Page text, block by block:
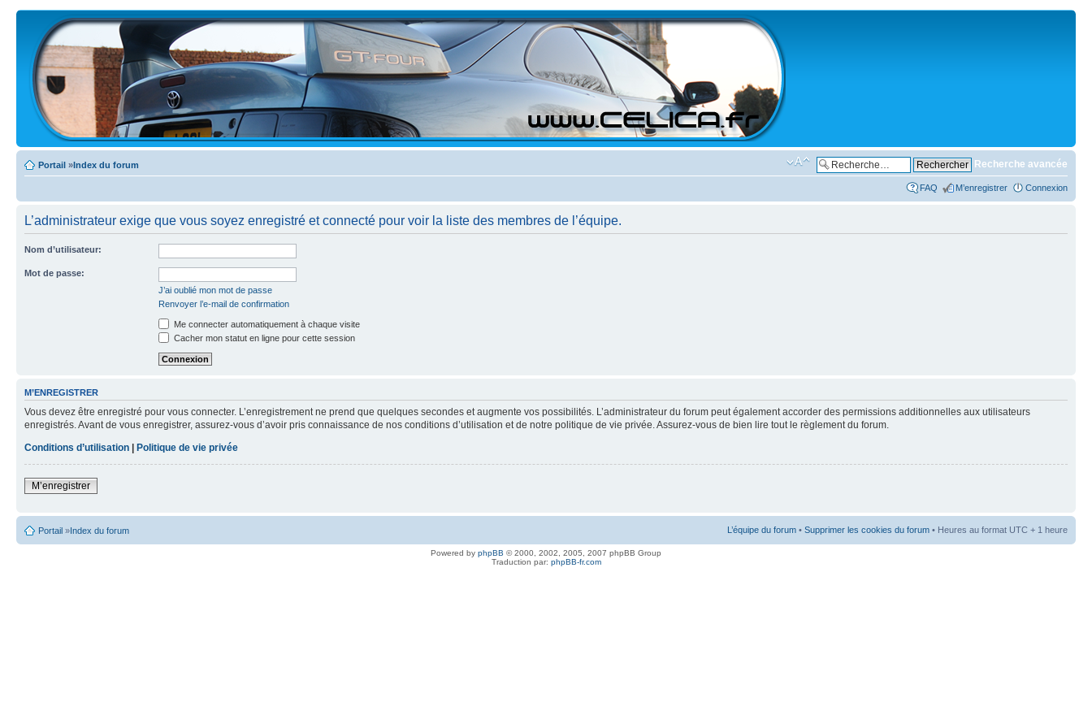
Portail »Index du forum Recherche avancée
FAQ M’enregistrer Connexion
L’administrateur exige que vous soyez enregistré et connecté pour voir la liste des membres de l’équipe.
Nom d’utilisateur:
Mot de passe:
J’ai oublié mon mot de passe
Renvoyer l’e-mail de confirmation
Me connecter automatiquement à chaque visite
Cacher mon statut en ligne pour cette session
M’ENREGISTRER
Vous devez être enregistré pour vous connecter. L’enregistrement ne prend que quelques secondes et augmente vos possibilités. L’administrateur du forum peut également accorder des permissions additionnelles aux utilisateurs
enregistrés. Avant de vous enregistrer, assurez-vous d’avoir pris connaissance de nos conditions d’utilisation et de notre politique de vie privée. Assurez-vous de bien lire tout le règlement du forum.
Conditions d’utilisation | Politique de vie privée
M’enregistrer
Portail »Index du forum L’équipe du forum • Supprimer les cookies du forum • Heures au format UTC + 1 heure
Powered by phpBB © 2000, 2002, 2005, 2007 phpBB Group
Traduction par: phpBB-fr.com